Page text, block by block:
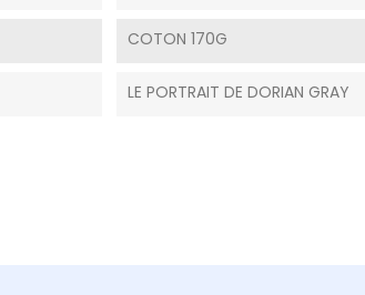
COTON 170G
LE PORTRAIT DE DORIAN GRAY